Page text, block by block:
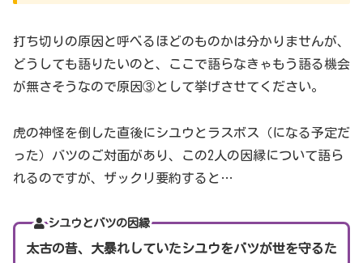
打ち切りの原因と呼べるほどのものかは分かりませんが、
どうしても語りたいのと、ここで語らなきゃもう語る機会
が無さそうなので原因③として挙げさせてください。
虎の神怪を倒した直後にシユウとラスボス（になる予定だ
った）バツのご対面があり、この2人の因縁について語ら
れるのですが、ザックリ要約すると…
シユウとバツの因縁
太古の昔、大暴れしていたシユウをバツが世を守るた